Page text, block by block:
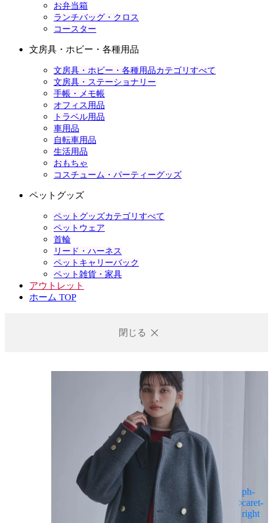
お弁当箱
ランチバッグ・クロス
コースター
文房具・ホビー・各種用品
文房具・ホビー・各種用品カテゴリすべて
文房具・ステーショナリー
手帳・メモ帳
オフィス用品
トラベル用品
車用品
自転車用品
生活用品
おもちゃ
コスチューム・パーティーグッズ
ペットグッズ
ペットグッズカテゴリすべて
ペットウェア
首輪
リード・ハーネス
ペットキャリーバック
ペット雑貨・家具
アウトレット
ホーム TOP
閉じる